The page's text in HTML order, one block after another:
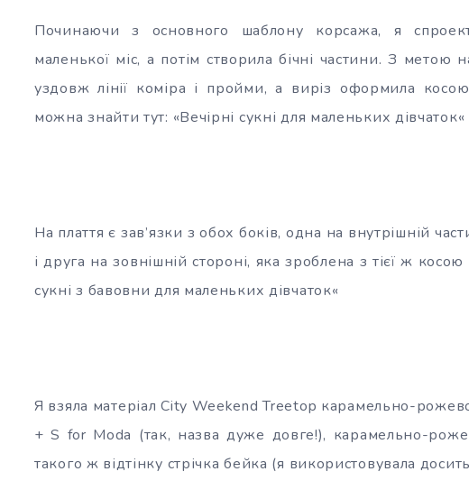
Починаючи з основного шаблону корсажа, я
маленької міс, а потім створила бічні частини. З метою
уздовж лінії коміра і пройми, а виріз оформила
можна знайти тут: «Вечірні сукні для маленьких дівчаток«
На плаття є зав’язки з обох боків, одна на внутрішній
і друга на зовнішній стороні, яка зроблена з тієї ж косою
сукні з бавовни для маленьких дівчаток«
Я взяла матеріал City Weekend Treetop карамельно-
+ S for Moda (так, назва дуже довге!), карамельно-
такого ж відтінку стрічка бейка (я використовувала